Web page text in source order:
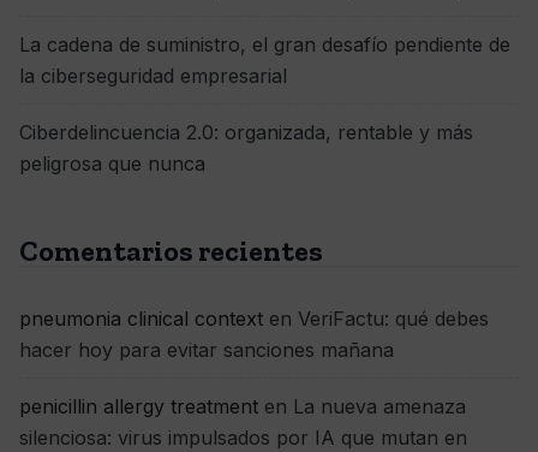
La cadena de suministro, el gran desafío pendiente de
la ciberseguridad empresarial
Ciberdelincuencia 2.0: organizada, rentable y más
peligrosa que nunca
Comentarios recientes
pneumonia clinical context en VeriFactu: qué debes
hacer hoy para evitar sanciones mañana
penicillin allergy treatment en La nueva amenaza
silenciosa: virus impulsados por IA que mutan en